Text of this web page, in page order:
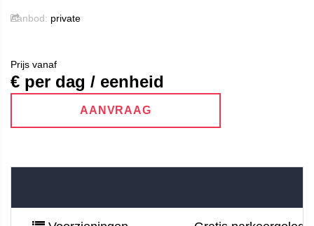
Aanbod: private
Prijs vanaf
€ per dag / eenheid
AANVRAAG